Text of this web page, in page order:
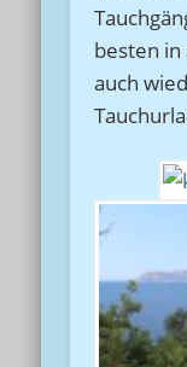
besten in
auch